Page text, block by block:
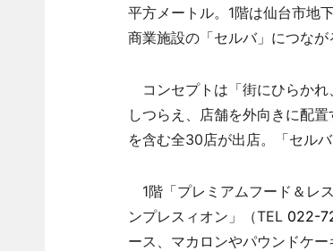
平方メートル。1階は仙台市地
商業施設の「セルバ」につなが
コンセプトは「街にひらかれ
しつらえ、店舗を外向きに配
を含む全30店が出店。「セル
1階「プレミアムフード＆レ
ンプレスィオン」（TEL 022-
ース、マカロンやパウンドケ